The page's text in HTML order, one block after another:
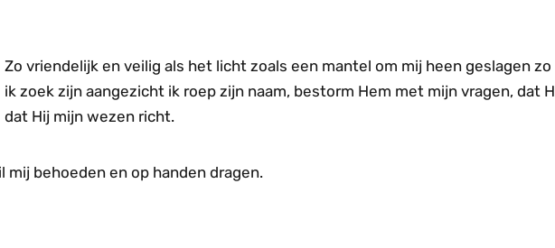
Zo vriendelijk en veilig als het licht zoals een mantel om mij heen geslagen zo
ik zoek zijn aangezicht ik roep zijn naam, bestorm Hem met mijn vragen, dat
dat Hij mijn wezen richt.
mij behoeden en op handen dragen.